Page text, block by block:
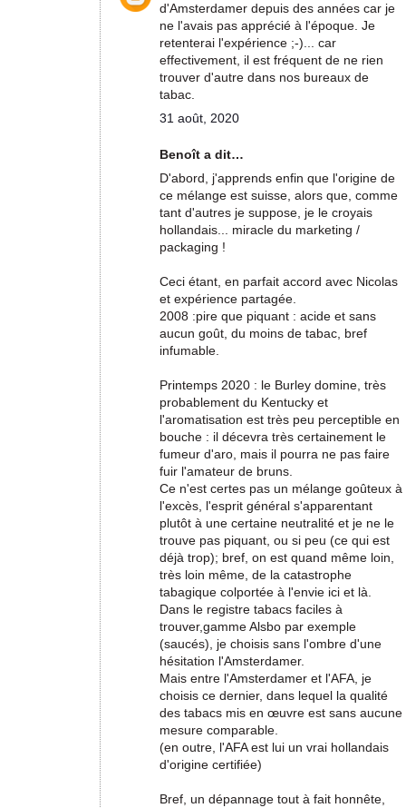
d'Amsterdamer depuis des années car je
ne l'avais pas apprécié à l'époque. Je
retenterai l'expérience ;-)... car
effectivement, il est fréquent de ne rien
trouver d'autre dans nos bureaux de
tabac.
31 août, 2020
Benoît a dit…
D'abord, j'apprends enfin que l'origine de
ce mélange est suisse, alors que, comme
tant d'autres je suppose, je le croyais
hollandais... miracle du marketing /
packaging !
Ceci étant, en parfait accord avec Nicolas
et expérience partagée.
2008 :pire que piquant : acide et sans
aucun goût, du moins de tabac, bref
infumable.
Printemps 2020 : le Burley domine, très
probablement du Kentucky et
l'aromatisation est très peu perceptible en
bouche : il décevra très certainement le
fumeur d'aro, mais il pourra ne pas faire
fuir l'amateur de bruns.
Ce n'est certes pas un mélange goûteux à
l'excès, l'esprit général s'apparentant
plutôt à une certaine neutralité et je ne le
trouve pas piquant, ou si peu (ce qui est
déjà trop); bref, on est quand même loin,
très loin même, de la catastrophe
tabagique colportée à l'envie ici et là.
Dans le registre tabacs faciles à
trouver,gamme Alsbo par exemple
(saucés), je choisis sans l'ombre d'une
hésitation l'Amsterdamer.
Mais entre l'Amsterdamer et l'AFA, je
choisis ce dernier, dans lequel la qualité
des tabacs mis en œuvre est sans aucune
mesure comparable.
(en outre, l'AFA est lui un vrai hollandais
d'origine certifiée)
Bref, un dépannage tout à fait honnête,